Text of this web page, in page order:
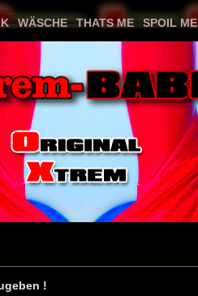
WÄSCHE THATS ME SPOIL ME
!